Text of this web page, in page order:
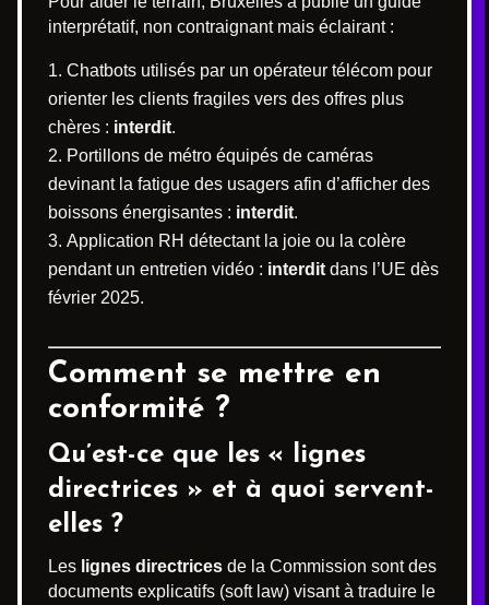
interprétatif, non contraignant mais éclairant :
Chatbots utilisés par un opérateur télécom pour
orienter les clients fragiles vers des offres plus
chères : interdit.
Portillons de métro équipés de caméras
devinant la fatigue des usagers afin d’afficher des
boissons énergisantes : interdit.
Application RH détectant la joie ou la colère
pendant un entretien vidéo : interdit dans l’UE dès
février 2025.
Comment se mettre en
conformité ?
Qu’est-ce que les « lignes
directrices » et à quoi servent-
elles ?
Les lignes directrices de la Commission sont des
documents explicatifs (soft law) visant à traduire le